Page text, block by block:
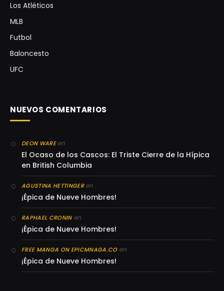
Los Atléticos
MLB
Futbol
Baloncesto
UFC
NUEVOS COMENTARIOS
DEON WAREen
El Ocaso de los Cascos: El Triste Cierre de la Hípica
en British Columbia
AGUSTINA HETTINGERen
¡Épica de Nueve Hombres!
RAPHAEL CRONINen
¡Épica de Nueve Hombres!
FREE MANGA ON EPICMNAGA.COen
¡Épica de Nueve Hombres!